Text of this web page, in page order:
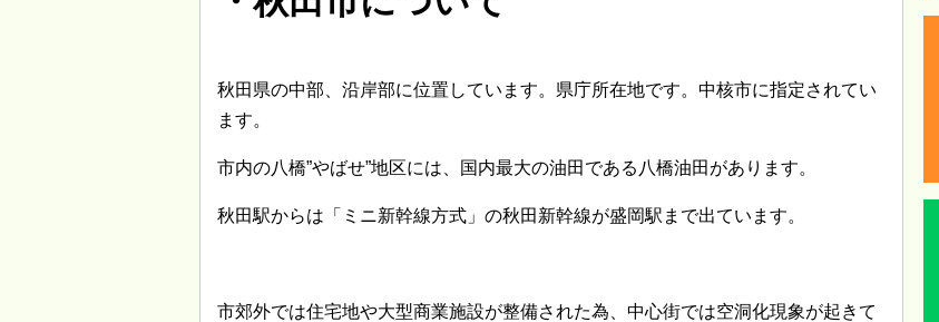
秋田県の中部、沿岸部に位置しています。県庁所在地です。中核市に指定されてい
ます。
市内の八橋”やばせ”地区には、国内最大の油田である八橋油田があります。
秋田駅からは「ミニ新幹線方式」の秋田新幹線が盛岡駅まで出ています。
市郊外では住宅地や大型商業施設が整備された為、中心街では空洞化現象が起きて